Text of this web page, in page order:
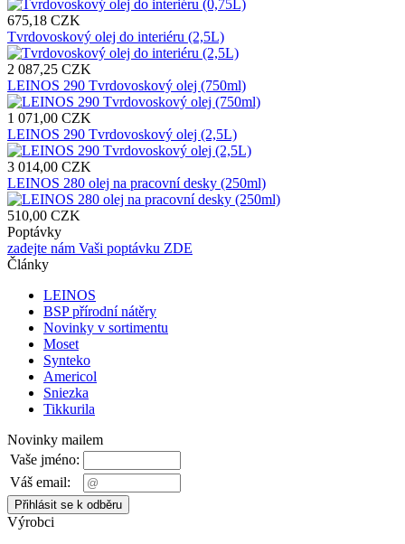
675,18 CZK
Tvrdovoskový olej do interiéru (2,5L)
2 087,25 CZK
LEINOS 290 Tvrdovoskový olej (750ml)
1 071,00 CZK
LEINOS 290 Tvrdovoskový olej (2,5L)
3 014,00 CZK
LEINOS 280 olej na pracovní desky (250ml)
510,00 CZK
Poptávky
zadejte nám Vaši poptávku ZDE
Články
LEINOS
BSP přírodní nátěry
Novinky v sortimentu
Moset
Synteko
Americol
Sniezka
Tikkurila
Novinky mailem
Vaše jméno:
Váš email:
Výrobci